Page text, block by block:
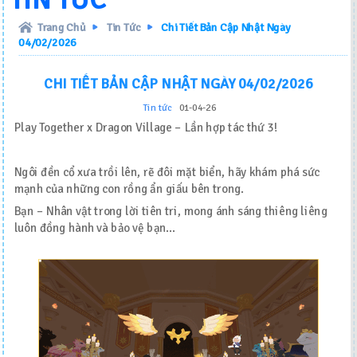
Trang Chủ Tin Tức
Chi Tiết Bản Cập Nhật Ngày
04/02/2026
CHI TIẾT BẢN CẬP NHẬT NGÀY 04/02/2026
Tin tức 01-04-26
Play Together x Dragon Village – Lần hợp tác thứ 3!
Ngôi đền cổ xưa trồi lên, rẽ đôi mặt biển, hãy khám phá sức
mạnh của những con rồng ẩn giấu bên trong.
Bạn – Nhân vật trong lời tiên tri, mong ánh sáng thiêng liêng
luôn đồng hành và bảo vệ bạn…